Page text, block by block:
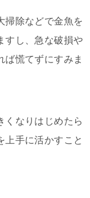
掃除などで金魚を
すし、急な破損や
ば慌てずにすみま
くなりはじめたら
上手に活かすこと